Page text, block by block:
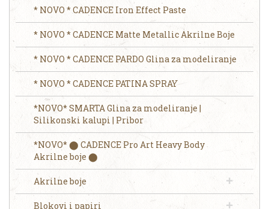
* NOVO * CADENCE Iron Effect Paste
* NOVO * CADENCE Matte Metallic Akrilne Boje
* NOVO * CADENCE PARDO Glina za modeliranje
* NOVO * CADENCE PATINA SPRAY
*NOVO* SMARTA Glina za modeliranje |
Silikonski kalupi | Pribor
*NOVO* ⬤ CADENCE Pro Art Heavy Body
Akrilne boje ⬤
Akrilne boje
Blokovi i papiri